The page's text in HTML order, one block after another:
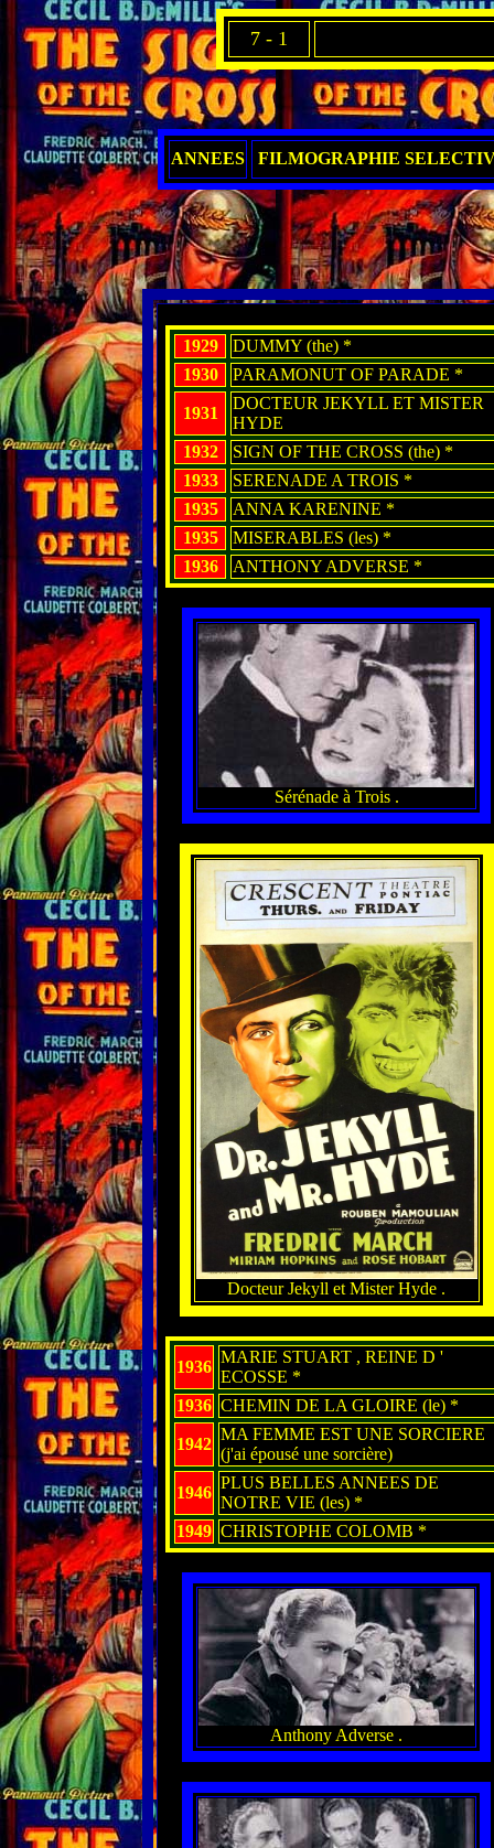
7 - 1
ANNEES FILMOGRAPHIE
1929
DUMMY (the) *
1930
PARAMONUT OF PARADE *
1931
DOCTEUR JEKYLL ET MISTER
HYDE
1932
SIGN OF THE CROSS (the) *
1933
SERENADE A TROIS *
1935
ANNA KARENINE *
1935
MISERABLES (les) *
1936
ANTHONY ADVERSE *
Sérénade à Trois .
Docteur Jekyll et Mister Hyde .
1936
MARIE STUART , REINE D '
ECOSSE *
1936 CHEMIN DE LA GLOIRE (le) *
1942
MA FEMME EST UNE SORCIERE
(j'ai épousé une sorcière)
1946
PLUS BELLES ANNEES DE
NOTRE VIE (les) *
1949 CHRISTOPHE COLOMB *
Anthony Adverse .